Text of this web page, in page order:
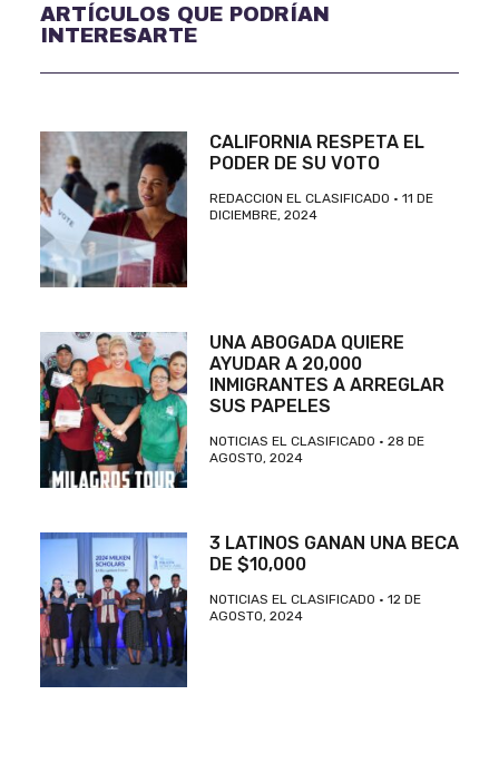
ARTÍCULOS QUE PODRÍAN
INTERESARTE
CALIFORNIA RESPETA EL
PODER DE SU VOTO
REDACCION EL CLASIFICADO
11 DE
DICIEMBRE, 2024
UNA ABOGADA QUIERE
AYUDAR A 20,000
INMIGRANTES A ARREGLAR
SUS PAPELES
NOTICIAS EL CLASIFICADO
28 DE
AGOSTO, 2024
3 LATINOS GANAN UNA BECA
DE $10,000
NOTICIAS EL CLASIFICADO
12 DE
AGOSTO, 2024